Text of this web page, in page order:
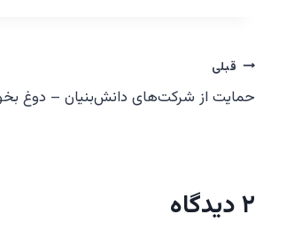
راهبری
نوشته‌ها
قبلی
حمایت از شرکت‌های دانش‌بنیان – دوغ
۲ دیدگاه